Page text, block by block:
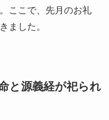
ここで、先月のお礼
ました。
と源義経が祀られ